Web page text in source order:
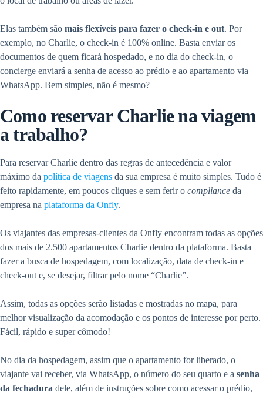
Elas também são mais flexíveis para fazer o check-in e out. Por
exemplo, no Charlie, o check-in é 100% online. Basta enviar os
documentos de quem ficará hospedado, e no dia do check-in, o
concierge enviará a senha de acesso ao prédio e ao apartamento via
WhatsApp. Bem simples, não é mesmo?
Como reservar Charlie na viagem
a trabalho?
Para reservar Charlie dentro das regras de antecedência e valor
máximo da política de viagens da sua empresa é muito simples. Tudo é
feito rapidamente, em poucos cliques e sem ferir o compliance da
empresa na plataforma da Onfly.
Os viajantes das empresas-clientes da Onfly encontram todas as opções
dos mais de 2.500 apartamentos Charlie dentro da plataforma. Basta
fazer a busca de hospedagem, com localização, data de check-in e
check-out e, se desejar, filtrar pelo nome “Charlie”.
Assim, todas as opções serão listadas e mostradas no mapa, para
melhor visualização da acomodação e os pontos de interesse por perto.
Fácil, rápido e super cômodo!
No dia da hospedagem, assim que o apartamento for liberado, o
viajante vai receber, via WhatsApp, o número do seu quarto e a senha
da fechadura dele, além de instruções sobre como acessar o prédio,